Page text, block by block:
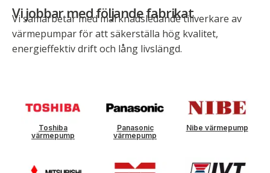
Vi jobbar med följande fabrikat
Vi samarbetar med marknadsledande tillverkare av
värmepumpar för att säkerställa hög kvalitet,
energieffektiv drift och lång livslängd.
Toshiba
värmepump
Panasonic
värmepump
Nibe värmepump